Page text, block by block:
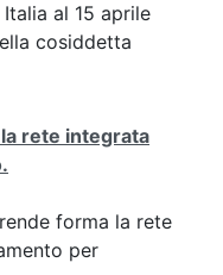
Italia al 15 aprile
cosiddetta
rete integrata
forma la rete
per